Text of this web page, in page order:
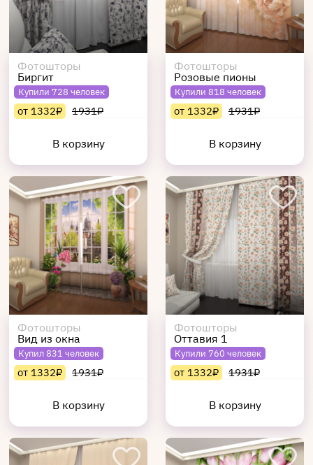
Фотошторы
Биргит
Купили 728 человек
от 1332₽ 1931₽
В корзину
Фотошторы
Розовые пионы
Купили 818 человек
от 1332₽ 1931₽
В корзину
Фотошторы
Вид из окна
Купил 831 человек
от 1332₽ 1931₽
В корзину
Фотошторы
Оттавия 1
Купили 760 человек
от 1332₽ 1931₽
В корзину